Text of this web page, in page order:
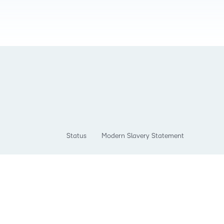
Status
Modern Slavery Statement